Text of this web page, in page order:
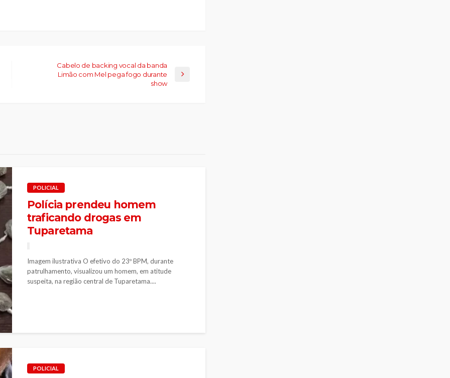
Cabelo de backing vocal da banda
Limão com Mel pega fogo durante
show
POLICIAL
Polícia prendeu homem
traficando drogas em
Tuparetama
Imagem ilustrativa O efetivo do 23º BPM, durante
patrulhamento, visualizou um homem, em atitude
suspeita, na região central de Tuparetama....
POLICIAL